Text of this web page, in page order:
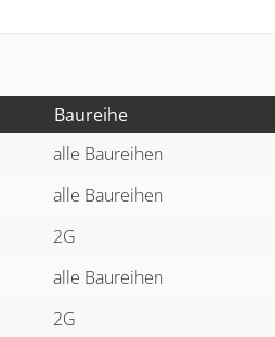
Baureihe
alle Baureihen
alle Baureihen
2G
alle Baureihen
2G